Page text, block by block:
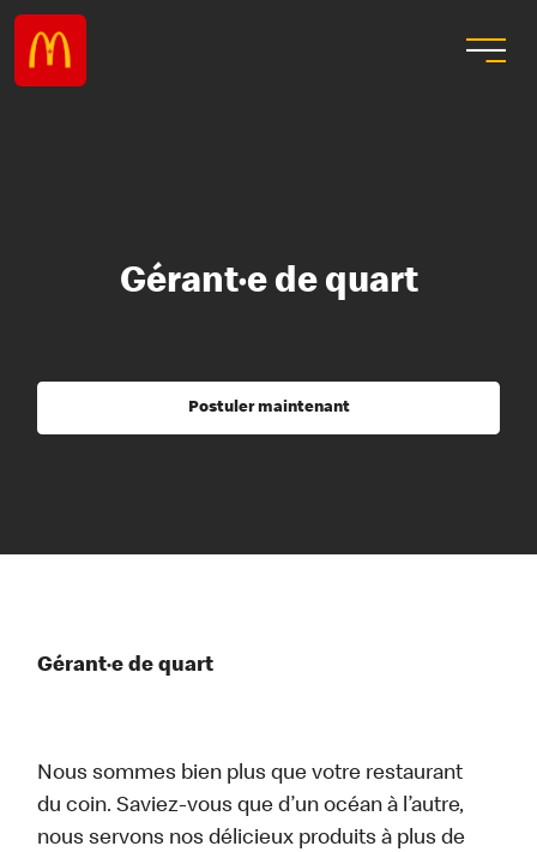
Gérant·e de quart
Postuler maintenant
Gérant·e de quart
Nous sommes bien plus que votre restaurant
du coin. Saviez-vous que d’un océan à l’autre,
nous servons nos délicieux produits à plus de